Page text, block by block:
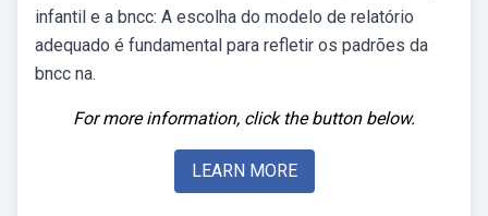
infantil e a bncc: A escolha do modelo de relatório
adequado é fundamental para refletir os padrões da
bncc na.
For more information, click the button below.
LEARN MORE